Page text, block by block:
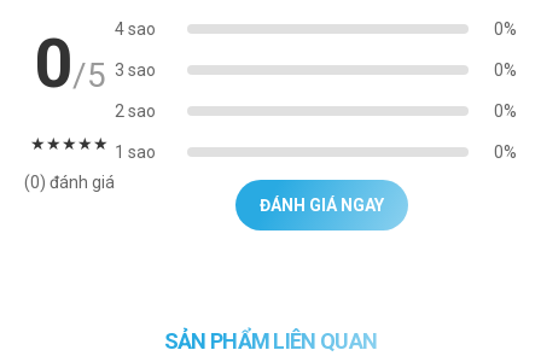
0/5
★★★★★
(0) đánh giá
4 sao 0%
3 sao 0%
2 sao 0%
1 sao 0%
ĐÁNH GIÁ NGAY
SẢN PHẨM LIÊN QUAN